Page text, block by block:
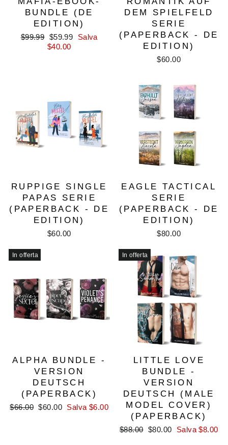
BUNDLE (DE
EDITION)
Prezzo
$99.99 Prezzo
scontato
$59.99
Salva
$40.00
DEM SPIELFELD
SERIE
(PAPERBACK - DE
EDITION)
$60.00
RUPPIGE SINGLE
PAPAS SERIE
(PAPERBACK - DE
EDITION)
$60.00
EAGLE TACTICAL
SERIE
(PAPERBACK - DE
EDITION)
$80.00
In offerta
ALPHA BUNDLE -
VERSION
DEUTSCH
(PAPERBACK)
Prezzo
$66.00 Prezzo
$60.00 Salva $6.00
In offerta
LITTLE LOVE
BUNDLE -
VERSION
DEUTSCH (MALE
MODEL COVER)
(PAPERBACK)
Prezzo
$88.00 Prezzo
$80.00 Salva $8.00